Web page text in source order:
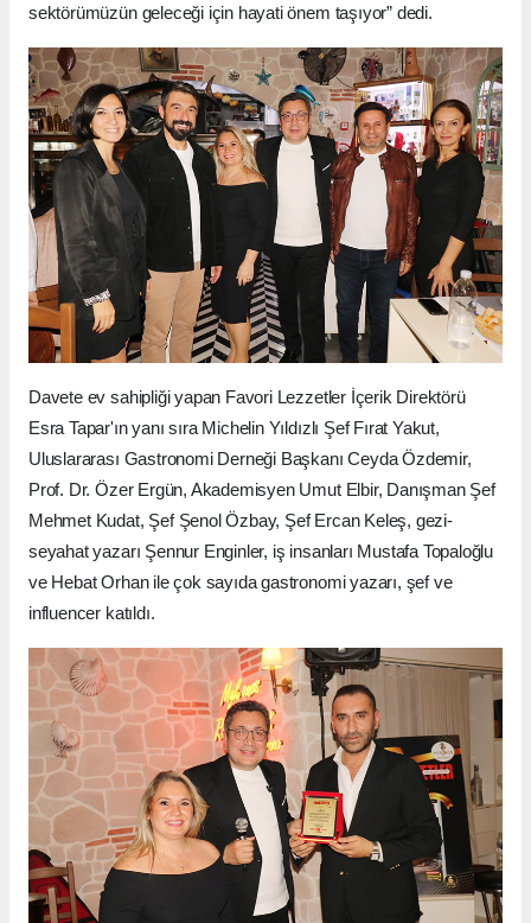
sektörümüzün geleceği için hayati önem taşıyor” dedi.
Davete ev sahipliği yapan Favori Lezzetler İçerik Direktörü
Esra Tapar'ın yanı sıra Michelin Yıldızlı Şef Fırat Yakut,
Uluslararası Gastronomi Derneği Başkanı Ceyda Özdemir,
Prof. Dr. Özer Ergün, Akademisyen Umut Elbir, Danışman Şef
Mehmet Kudat, Şef Şenol Özbay, Şef Ercan Keleş, gezi-
seyahat yazarı Şennur Enginler, iş insanları Mustafa Topaloğlu
ve Hebat Orhan ile çok sayıda gastronomi yazarı, şef ve
influencer katıldı.